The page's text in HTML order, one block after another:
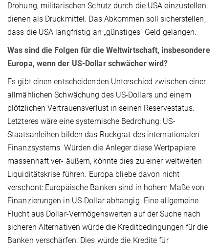
Drohung, militärischen Schutz durch die USA einzustellen,
dienen als Druckmittel. Das Abkommen soll sicherstellen,
dass die USA langfristig an „günstiges“ Geld gelangen.
Was sind die Folgen für die Weltwirtschaft, insbesondere
Europa, wenn der US-Dollar schwächer wird?
Es gibt einen entscheidenden Unterschied zwischen einer
allmählichen Schwächung des US-Dollars und einem
plötzlichen Vertrauensverlust in seinen Reservestatus.
Letzteres wäre eine systemische Bedrohung: US-
Staatsanleihen bilden das Rückgrat des internationalen
Finanzsystems. Würden die Anleger diese Wertpapiere
massenhaft ver- äußern, könnte dies zu einer weltweiten
Liquiditätskrise führen. Europa bliebe davon nicht
verschont: Europäische Banken sind in hohem Maße von
Finanzierungen in US-Dollar abhängig. Eine allgemeine
Flucht aus Dollar-Vermögenswerten auf der Suche nach
sicheren Alternativen würde die Kreditbedingungen für die
Banken verschärfen. Dies würde die Kredite für